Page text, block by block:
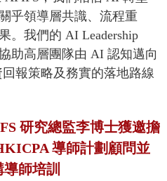
乎領導層共識、流程重
。我們的 AI Leadership
助高層團隊由 AI 認知邁向
報策略及務實的落地路線
研究總監李博士獲邀擔
導師計劃顧問並
師培訓